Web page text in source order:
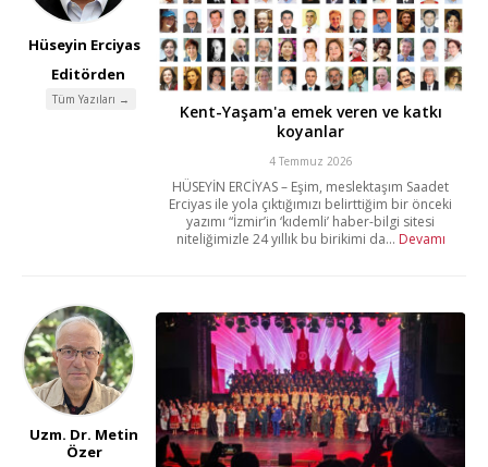
Hüseyin Erciyas
Editörden
Tüm Yazıları →
Kent-Yaşam'a emek veren ve katkı
koyanlar
4 Temmuz 2026
HÜSEYİN ERCİYAS – Eşim, meslektaşım Saadet
Erciyas ile yola çıktığımızı belirttiğim bir önceki
yazımı “İzmir’in ‘kıdemli’ haber-bilgi sitesi
niteliğimizle 24 yıllık bu birikimi da... Devamı
Uzm. Dr. Metin
Özer